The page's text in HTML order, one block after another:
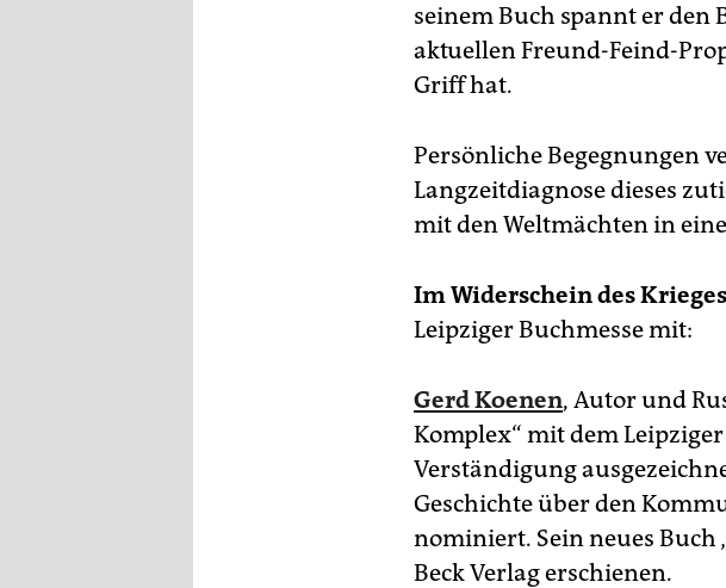
seinem Buch spannt er
aktuellen Freund-Feind-
Griff hat.
Persönliche Begegnungen
Langzeitdiagnose dieses
mit den Weltmächten in
Im Widerschein des Krieges
Leipziger Buchmesse mit:
Gerd Koenen, Autor und
Komplex“ mit dem
Verständigung
Geschichte über den
nominiert. Sein neues Buch
Beck Verlag erschienen.